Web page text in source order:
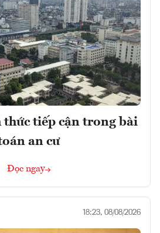
tiếp cận trong bài
an cư
Đọc ngay
18:23, 08/08/2026